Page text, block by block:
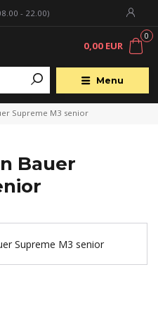
Menu
- 22.00)
0
0,00 EUR
Supreme M3 senior
Bauer